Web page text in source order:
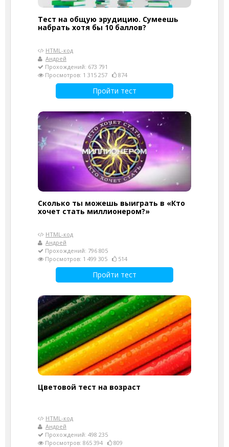
Тест на общую эрудицию. Сумеешь
набрать хотя бы 10 баллов?
HTML-код
Андрей
Прохождений: 673 791
Просмотров: 1 315 257
874
Пройти тест
Сколько ты можешь выиграть в «Кто
хочет стать миллионером?»
HTML-код
Андрей
Прохождений: 796 805
Просмотров: 1 499 305
514
Пройти тест
Цветовой тест на возраст
HTML-код
Андрей
Прохождений: 498 235
Просмотров: 865 394
809